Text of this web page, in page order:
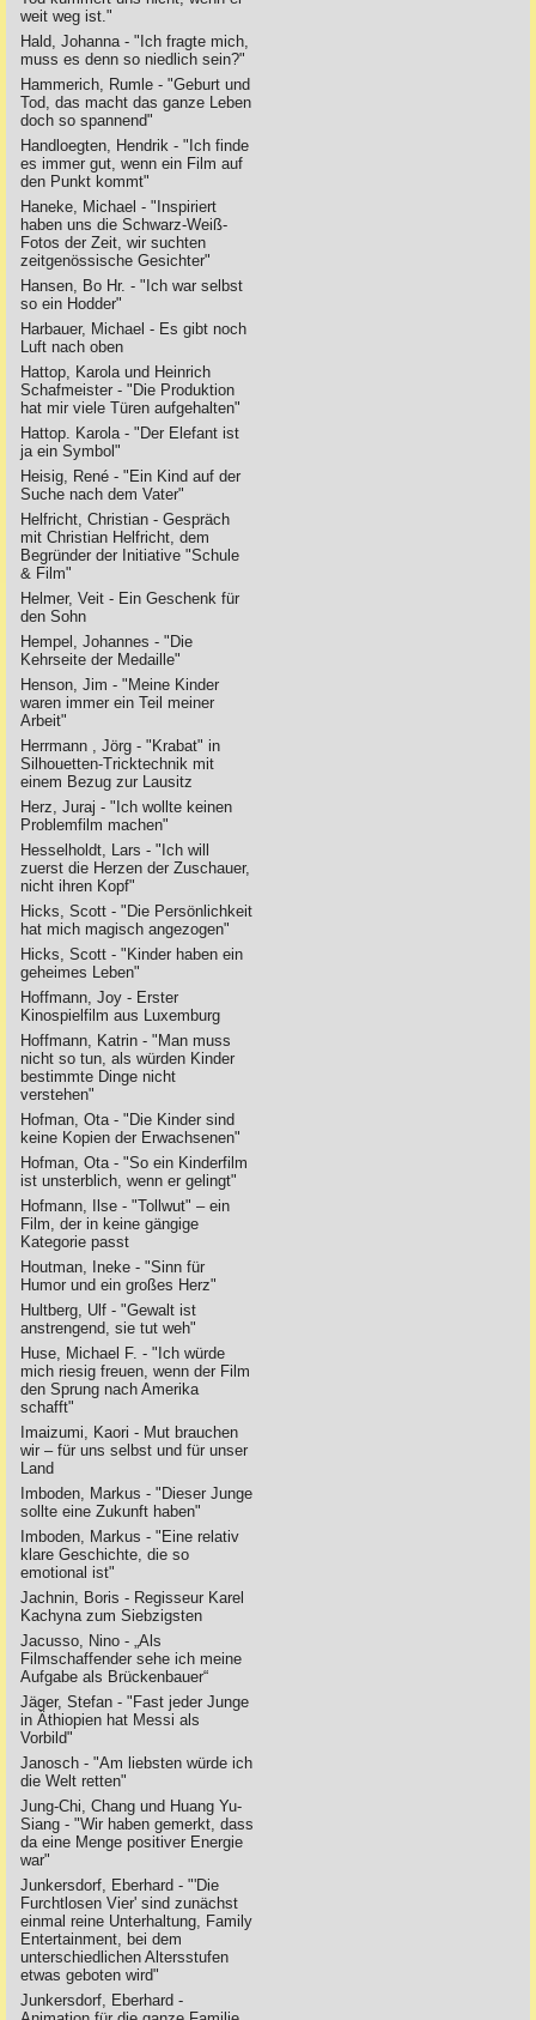
weit weg ist."
Hald, Johanna - "Ich fragte mich,
muss es denn so niedlich sein?"
Hammerich, Rumle - "Geburt und
Tod, das macht das ganze Leben
doch so spannend"
Handloegten, Hendrik - "Ich finde
es immer gut, wenn ein Film auf
den Punkt kommt"
Haneke, Michael - "Inspiriert
haben uns die Schwarz-Weiß-
Fotos der Zeit, wir suchten
zeitgenössische Gesichter"
Hansen, Bo Hr. - "Ich war selbst
so ein Hodder"
Harbauer, Michael - Es gibt noch
Luft nach oben
Hattop, Karola und Heinrich
Schafmeister - "Die Produktion
hat mir viele Türen aufgehalten"
Hattop. Karola - "Der Elefant ist
ja ein Symbol"
Heisig, René - "Ein Kind auf der
Suche nach dem Vater"
Helfricht, Christian - Gespräch
mit Christian Helfricht, dem
Begründer der Initiative "Schule
& Film"
Helmer, Veit - Ein Geschenk für
den Sohn
Hempel, Johannes - "Die
Kehrseite der Medaille"
Henson, Jim - "Meine Kinder
waren immer ein Teil meiner
Arbeit"
Herrmann , Jörg - "Krabat" in
Silhouetten-Tricktechnik mit
einem Bezug zur Lausitz
Herz, Juraj - "Ich wollte keinen
Problemfilm machen"
Hesselholdt, Lars - "Ich will
zuerst die Herzen der Zuschauer,
nicht ihren Kopf"
Hicks, Scott - "Die Persönlichkeit
hat mich magisch angezogen"
Hicks, Scott - "Kinder haben ein
geheimes Leben"
Hoffmann, Joy - Erster
Kinospielfilm aus Luxemburg
Hoffmann, Katrin - "Man muss
nicht so tun, als würden Kinder
bestimmte Dinge nicht
verstehen"
Hofman, Ota - "Die Kinder sind
keine Kopien der Erwachsenen"
Hofman, Ota - "So ein Kinderfilm
ist unsterblich, wenn er gelingt"
Hofmann, Ilse - "Tollwut" – ein
Film, der in keine gängige
Kategorie passt
Houtman, Ineke - "Sinn für
Humor und ein großes Herz"
Hultberg, Ulf - "Gewalt ist
anstrengend, sie tut weh"
Huse, Michael F. - "Ich würde
mich riesig freuen, wenn der Film
den Sprung nach Amerika
schafft"
Imaizumi, Kaori - Mut brauchen
wir – für uns selbst und für unser
Land
Imboden, Markus - "Dieser Junge
sollte eine Zukunft haben"
Imboden, Markus - "Eine relativ
klare Geschichte, die so
emotional ist"
Jachnin, Boris - Regisseur Karel
Kachyna zum Siebzigsten
Jacusso, Nino - „Als
Filmschaffender sehe ich meine
Aufgabe als Brückenbauer“
Jäger, Stefan - "Fast jeder Junge
in Äthiopien hat Messi als
Vorbild"
Janosch - "Am liebsten würde ich
die Welt retten"
Jung-Chi, Chang und Huang Yu-
Siang - "Wir haben gemerkt, dass
da eine Menge positiver Energie
war"
Junkersdorf, Eberhard - "'Die
Furchtlosen Vier' sind zunächst
einmal reine Unterhaltung, Family
Entertainment, bei dem
unterschiedlichen Altersstufen
etwas geboten wird"
Junkersdorf, Eberhard -